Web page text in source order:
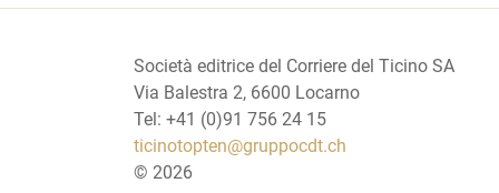
Società editrice del Corriere del Ticino SA
Via Balestra 2, 6600 Locarno
Tel: +41 (0)91 756 24 15
ticinotopten@gruppocdt.ch
© 2026